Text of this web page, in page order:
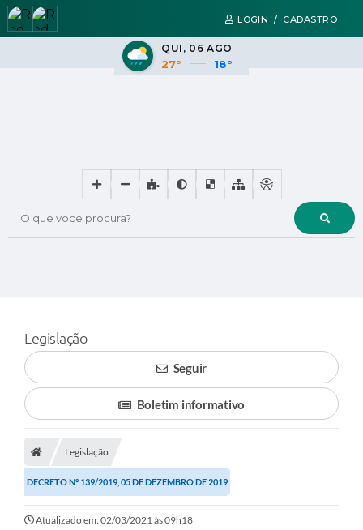
LOGIN / CADASTRO
O que voce procura?
QUI 06 AGO
27° 18°
Legislação
Seguir
Boletim informativo
Legislação
DECRETO Nº 139/2019, 05 DE DEZEMBRO DE 2019
Atualizado em: 02/03/2021 às 09h18